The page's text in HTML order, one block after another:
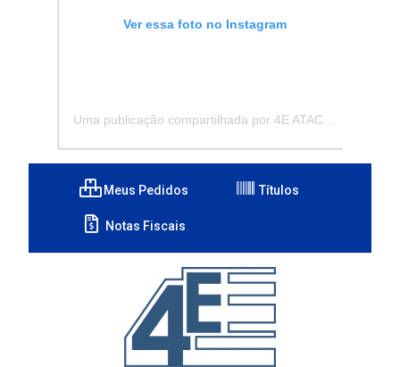
Ver essa foto no Instagram
Meus Pedidos Títulos
Notas Fiscais